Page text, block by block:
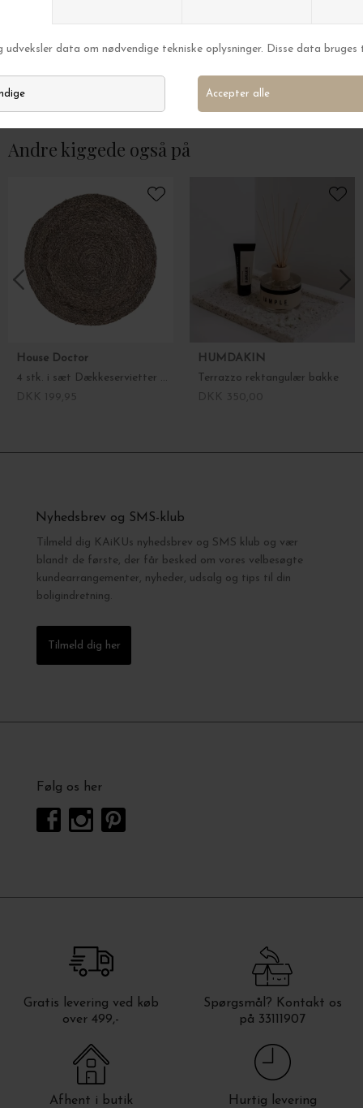
dixie
Dækkeserviet Elin Anemone, Natur Ø:40
DKK 109,00
dixie
Dækkeserviet
Andre kiggede også på
House Doctor
4 stk. i sæt Dækkeservietter Circle
HUMDAKIN
Terrazzo rektangulær bakke
Nyhedsbrev og SMS-klub
Tilmeld dig KAiKUs nyhedsbrev og SMS klub og vær
blandt de første, der får besked om vores velbesøgte
kundearrangementer, nyheder, udsalg og tips til din
boligindretning.
Tilmeld dig her
Følg os her
Gratis levering ved køb
over 499,-
Spørgsmål? Kontakt os
på 33111907
Afhent i butik Hurtig levering